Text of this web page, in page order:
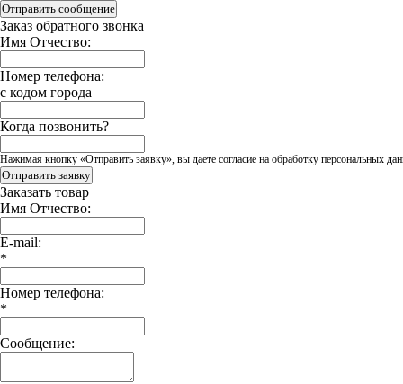
Отправить сообщение
Заказ обратного звонка
Имя Отчество:
Номер телефона:
с кодом города
Когда позвонить?
Нажимая кнопку «Отправить заявку», вы даете согласие на обработку персональных
Отправить заявку
Заказать товар
Имя Отчество:
E-mail:
*
Номер телефона:
*
Сообщение: